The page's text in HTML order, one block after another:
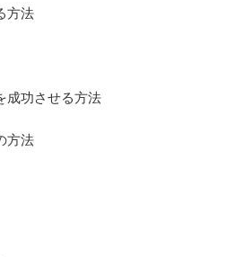
方法
成功させる方法
方法